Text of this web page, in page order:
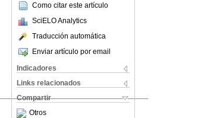
Como citar este artículo
SciELO Analytics
Traducción automática
Enviar artículo por email
Indicadores
Links relacionados
Compartir
Otros